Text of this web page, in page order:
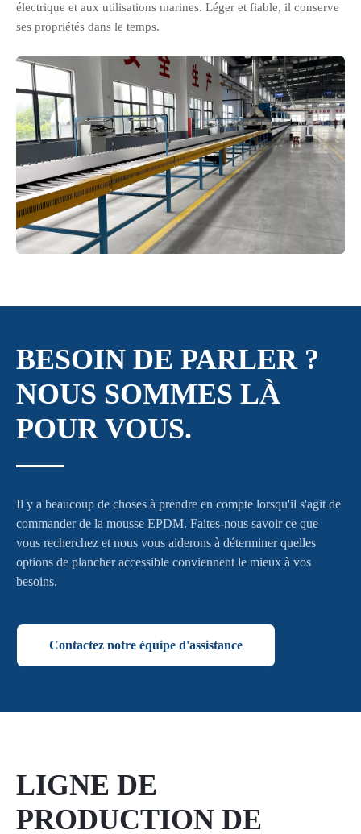
électrique et aux utilisations marines. Léger et fiable, il conserve
ses propriétés dans le temps.
BESOIN DE PARLER ?
NOUS SOMMES LÀ
POUR VOUS.
Il y a beaucoup de choses à prendre en compte lorsqu'il s'agit de
commander de la mousse EPDM. Faites-nous savoir ce que
vous recherchez et nous vous aiderons à déterminer quelles
options de plancher accessible conviennent le mieux à vos
besoins.
Contactez notre équipe d'assistance
LIGNE DE
PRODUCTION DE